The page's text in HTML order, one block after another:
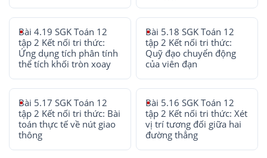
Bài 4.19 SGK Toán 12
tập 2 Kết nối tri thức:
Ứng dụng tích phân tính
thể tích khối tròn xoay
Bài 5.18 SGK Toán 12
tập 2 Kết nối tri thức:
Quỹ đạo chuyển động
của viên đạn
Bài 5.17 SGK Toán 12
tập 2 Kết nối tri thức: Bài
toán thực tế về nút giao
thông
Bài 5.16 SGK Toán 12
tập 2 Kết nối tri thức: Xét
vị trí tương đối giữa hai
đường thẳng